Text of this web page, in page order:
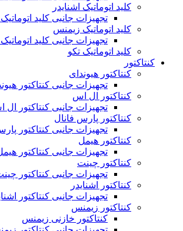
کلید اتوماتیک اشنایدر
تجهیزات جانبی کلید اتوماتیک
کلید اتوماتیک زیمنس
تجهیزات جانبی کلید
کلید اتوماتیک تکو
کنتاکتور
کنتاکتور هیوندای
تجهیزات جانبی کنتاکتور
کنتاکتور ال اس
تجهیزات جانبی کنتاکتور ال
کنتاکتور پارس فانال
تجهیزات جانبی کنتاکتور
کنتاکتور هیمل
تجهیزات جانبی کنتاکتور
کنتاکتور چینت
تجهیزات جانبی کنتاکتور
کنتاکتور اشنایدر
تجهیزات جانبی کنتاکتور
کنتاکتور زیمنس
کنتاکتور خازنی زیمنس